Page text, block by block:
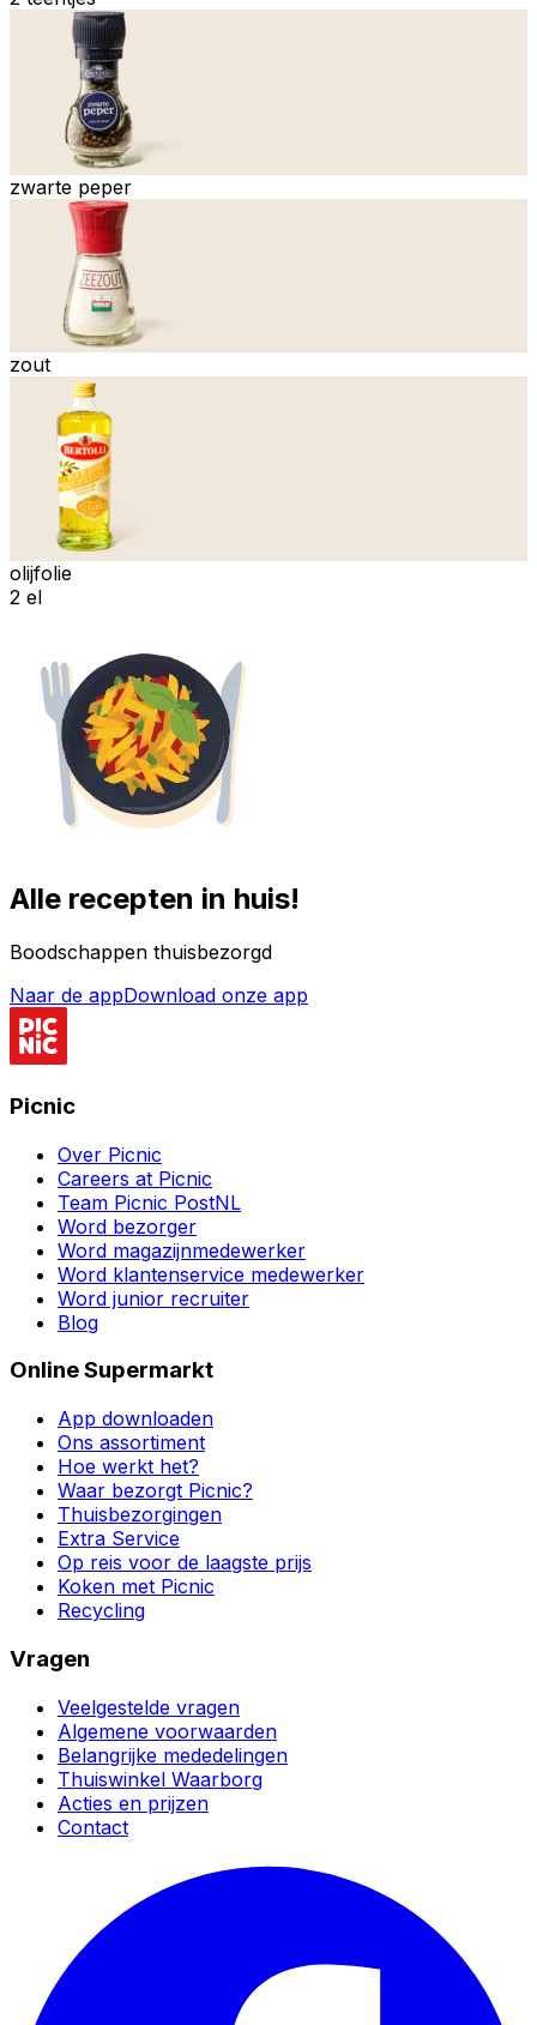
zwarte peper
zout
olijfolie
2 el
Alle recepten in huis!
Boodschappen thuisbezorgd
Naar de appDownload onze app
Picnic
Over Picnic
Careers at Picnic
Team Picnic PostNL
Word bezorger
Word magazijnmedewerker
Word klantenservice medewerker
Word junior recruiter
Blog
Online Supermarkt
App downloaden
Ons assortiment
Hoe werkt het?
Waar bezorgt Picnic?
Thuisbezorgingen
Extra Service
Op reis voor de laagste prijs
Koken met Picnic
Recycling
Vragen
Veelgestelde vragen
Algemene voorwaarden
Belangrijke mededelingen
Thuiswinkel Waarborg
Acties en prijzen
Contact